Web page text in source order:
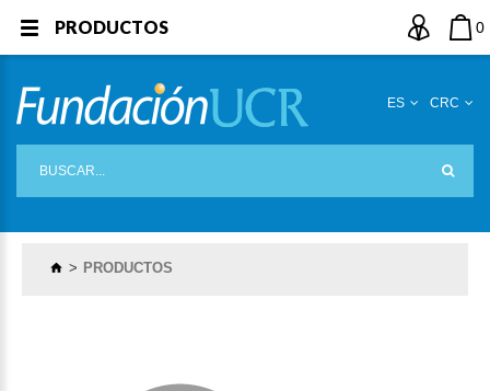
0
CRC
ES
PRODUCTOS
PRODUCTOS